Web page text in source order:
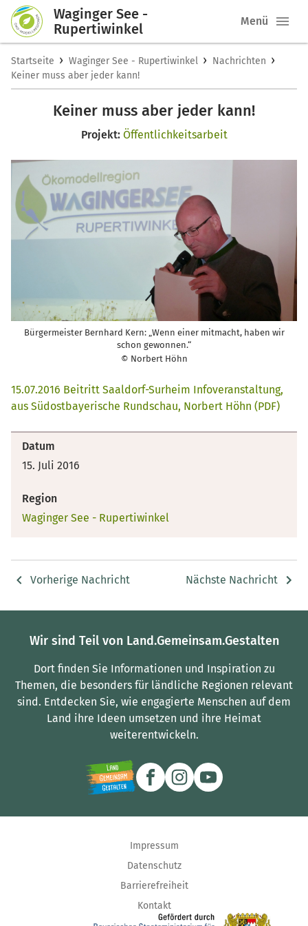
Waginger See -
Rupertiwinkel
Menü
Startseite › Waginger See - Rupertiwinkel › Nachrichten ›
Keiner muss aber jeder kann!
Keiner muss aber jeder kann!
Projekt: Öffentlichkeitsarbeit
Bürgermeister Bernhard Kern: „Wenn einer mitmacht, haben wir
schon gewonnen.“
© Norbert Höhn
15.07.2016 Beitritt Saaldorf-Surheim Infoveranstaltung,
aus Südostbayerische Rundschau, Norbert Höhn (PDF)
Datum
15. Juli 2016
Region
Waginger See - Rupertiwinkel
Vorherige Nachricht Nächste Nachricht
Wir sind Teil von Land.Gemeinsam.Gestalten
Dort finden Sie Informationen und Inspiration zu
Themen, die besonders für ländliche Regionen relevant
sind. Entdecken Sie, wie engagierte Menschen auf dem
Land ihre Ideen umsetzen und ihre Heimat
weiterentwickeln.
Impressum
Datenschutz
Barrierefreiheit
Kontakt